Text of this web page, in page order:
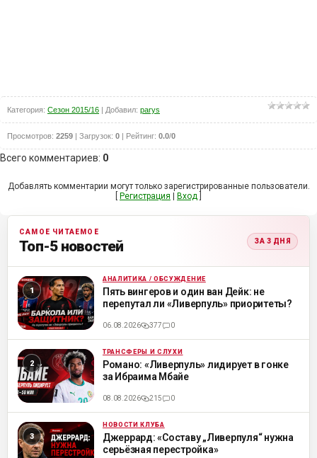
Категория: Сезон 2015/16 | Добавил: parys
Просмотров: 2259 | Загрузок: 0 | Рейтинг: 0.0/0
Всего комментариев: 0
Добавлять комментарии могут только зарегистрированные пользователи.
Регистрация Вход
САМОЕ ЧИТАЕМОЕ
Топ-5 новостей ЗА 3 ДНЯ
ML АНАЛИТИКА / ОБСУЖДЕНИЕ
Пять вингеров и один ван Дейк: не
перепутал ли «Ливерпуль» приоритеты?
06.08.2026 377 0
ML ТРАНСФЕРЫ И СЛУХИ
Романо: «Ливерпуль» лидирует в гонке
за Ибраима Мбайе
08.08.2026 215 0
ML НОВОСТИ КЛУБА
Джеррард: «Составу „Ливерпуля“ нужна
серьёзная перестройка»